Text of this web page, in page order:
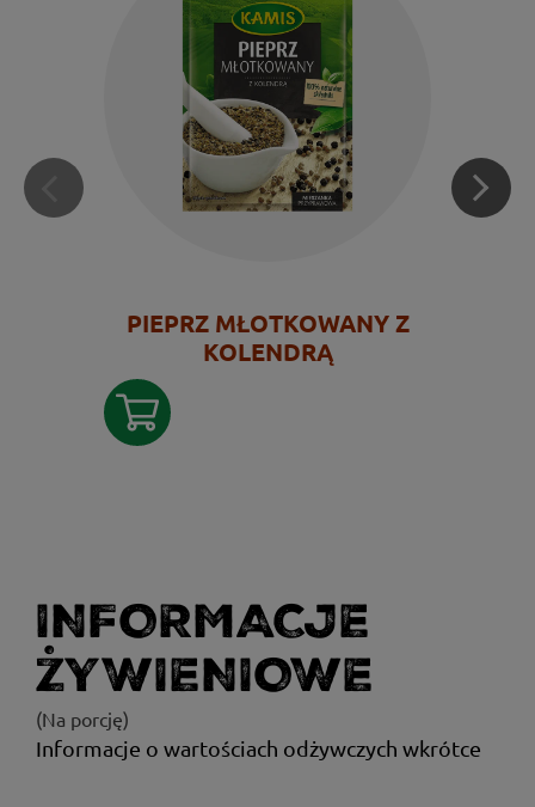
PIEPRZ MŁOTKOWANY Z
KOLENDRĄ
INFORMACJE
ŻYWIENIOWE
(Na porcję)
Informacje o wartościach odżywczych wkrótce